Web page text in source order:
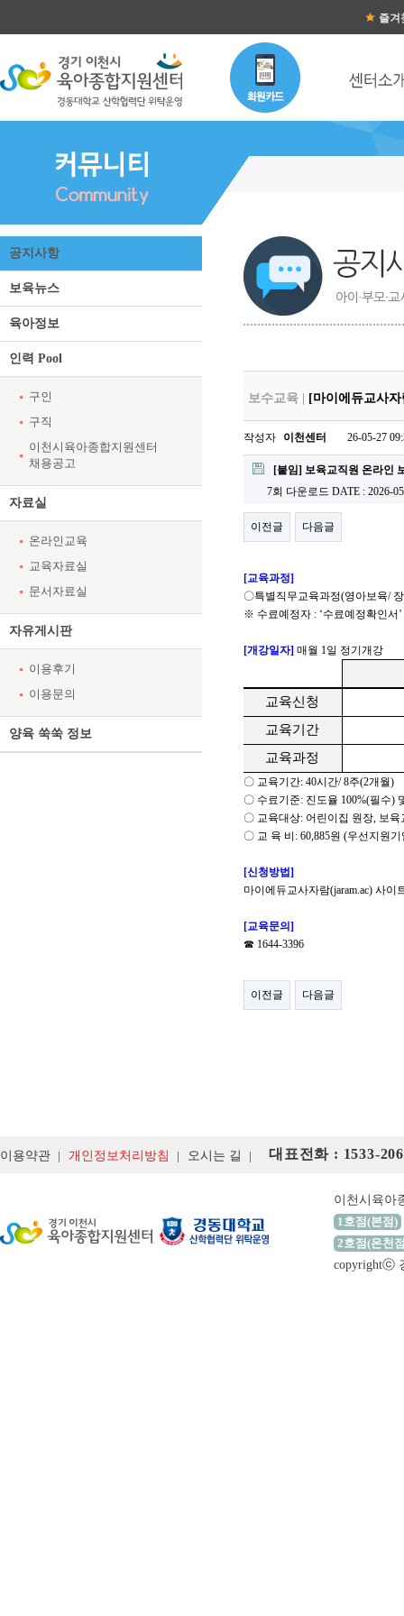
즐겨
공지사항
보육뉴스
육아정보
인력 Pool
구인
구직
이천시육아종합지원센터
채용공고
자료실
온라인교육
교육자료실
문서자료실
자유게시판
이용후기
이용문의
양육 쑥쑥 정보
보수교육 | [마이에듀교사
작성자 이천센터 26-05-27
[붙임] 보육교직원 온라인
7회 다운로드 DATE : 2026-
이전글 다음글
[교육과정]
〇특별직무교육과정(영아보육/
※ 수료예정자 : ‘수료예정확인서 ’
[개강일자] 매월 1일 정기개강
교육신청
교육기간
교육과정
〇 교육기간: 40시간/ 8주(2개월)
〇 수료기준: 진도율 100%(필수)
〇 교육대상: 어린이집 원장, 보육
〇 교 육 비 : 60,885원 (우선지원
[신청방법]
마이에듀교사자람(jaram.ac) 사이
[교육문의 ]
☎ 1644-3396
이전글 다음글
이용약관 개인정보처리방침 오시는 길 대표전화 : 1533-
이천시육아
1호점(본점)
2호점(온천
copyrightⓒ